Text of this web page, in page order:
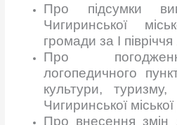
Про підсумки
Чигиринської
громади за І
Про
логопедичного
культури,
Чигиринської
Про внесення змін